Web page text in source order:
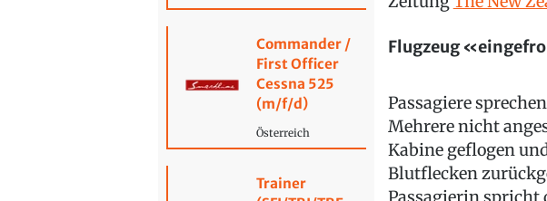
Commander /
First Officer
Cessna 525
(m/f/d)
Österreich
Trainer
Flugzeug
Passagiere
Mehrere nicht
Kabine geflogen
Blutflecken
Passagierin spricht